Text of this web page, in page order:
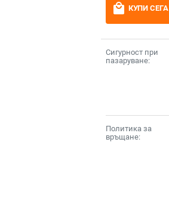
local_mall КУПИ СЕГА
Сигурност при
пазаруване:
Политика за
връщане: